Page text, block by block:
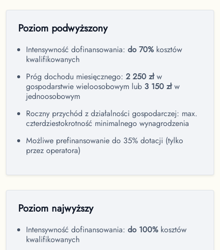
Poziom podwyższony
Intensywność dofinansowania: do 70% kosztów
kwalifikowanych
Próg dochodu miesięcznego: 2 250 złw
gospodarstwie wieloosobowym lub 3 150 złw
jednoosobowym
Roczny przychód z działalności gospodarczej: max.
czterdziestokrotność minimalnego wynagrodzenia
Możliwe prefinansowanie do 35% dotacji (tylko
przez operatora)
Poziom najwyższy
Intensywność dofinansowania: do 100% kosztów
kwalifikowanych